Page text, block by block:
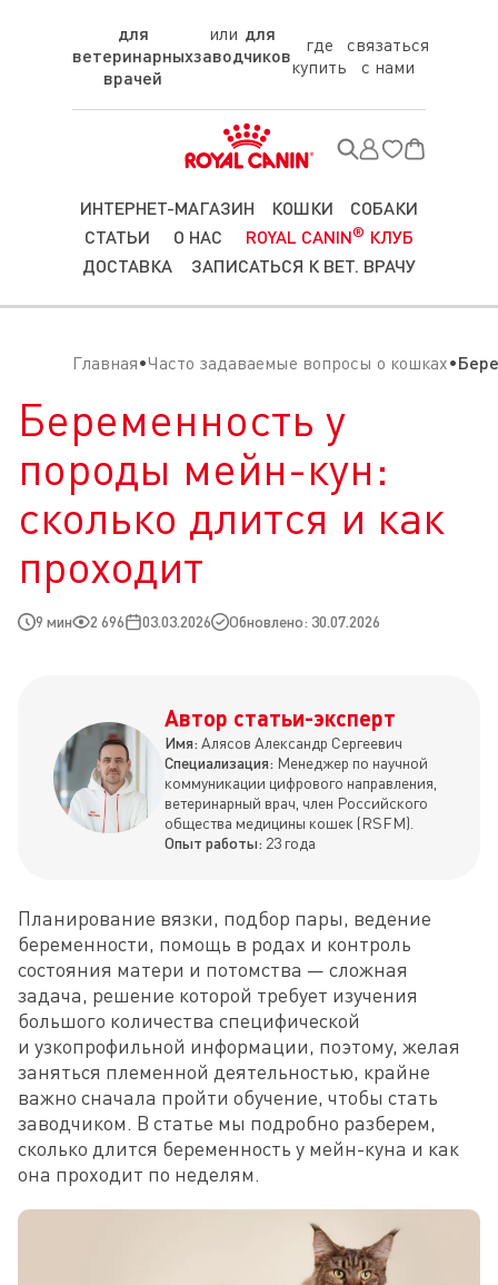
для
ветеринарных
врачей
для
заводчиков
где
купить
связаться
с нами
ИНТЕРНЕТ-МАГАЗИН КОШКИ
СОБАКИ
СТАТЬИ
О НАС ROYAL CANIN® КЛУБ
ДОСТАВКА
ЗАПИСАТЬСЯ К ВЕТ. ВРАЧУ
Главная Часто задаваемые вопросы о кошках
Беременность у
породы мейн-кун:
сколько длится и как
проходит
9 мин 2 696 03.03.2026 Обновлено: 30.07.2026
Автор статьи-эксперт
Имя: Алясов Александр Сергеевич
Специализация: Менеджер по научной
коммуникации цифрового направления,
ветеринарный врач, член Российского
общества медицины кошек (RSFM).
Опыт работы: 23 года
Планирование вязки, подбор пары, ведение
беременности, помощь в родах и контроль
состояния матери и потомства — сложная
задача, решение которой требует изучения
большого количества специфической
и узкопрофильной информации, поэтому, желая
заняться племенной деятельностью, крайне
важно сначала пройти обучение, чтобы стать
заводчиком. В статье мы подробно разберем,
сколько длится беременность у мейн-куна и как
она проходит по неделям.